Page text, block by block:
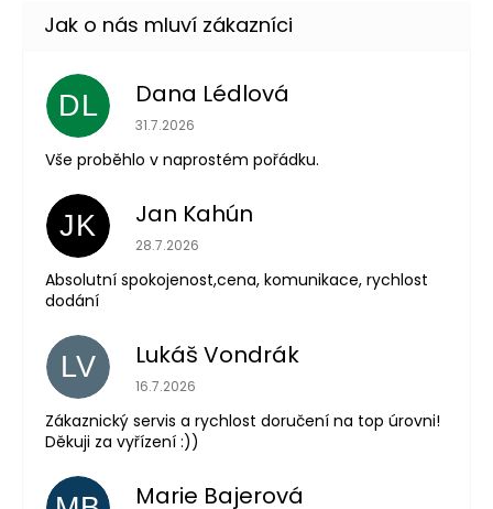
DL Dana Lédlová
Hodnocení obchodu je 5 z 5 hvězdiček.
31.7.2026
Vše proběhlo v naprostém pořádku.
JK Jan Kahún
Hodnocení obchodu je 5 z 5 hvězdiček.
28.7.2026
Absolutní spokojenost,cena, komunikace, rychlost
dodání
LV Lukáš Vondrák
Hodnocení obchodu je 5 z 5 hvězdiček.
16.7.2026
Zákaznický servis a rychlost doručení na top úrovni!
Děkuji za vyřízení :))
Marie Bajerová